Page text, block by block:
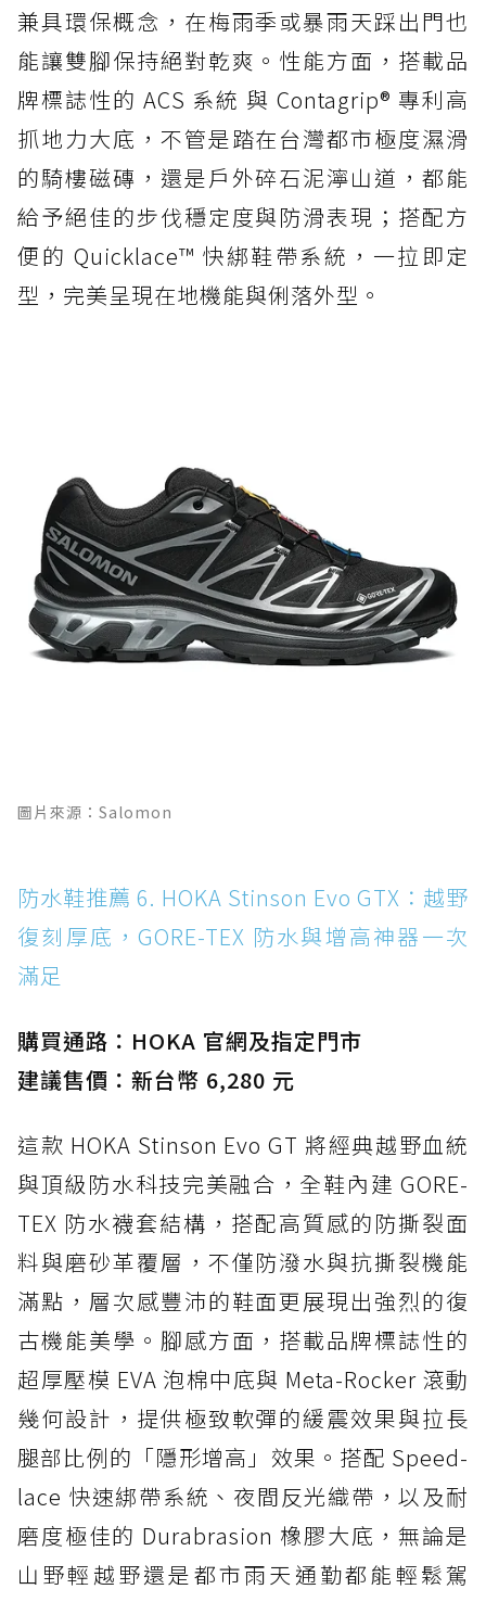
兼具環保概念，在梅雨季或暴雨天踩出門也
能讓雙腳保持絕對乾爽。性能方面，搭載品
牌標誌性的 ACS 系統 與 Contagrip® 專利高
抓地力大底，不管是踏在台灣都市極度濕滑
的騎樓磁磚，還是戶外碎石泥濘山道，都能
給予絕佳的步伐穩定度與防滑表現；搭配方
便的 Quicklace™ 快綁鞋帶系統，一拉即定
型，完美呈現在地機能與俐落外型。
圖片來源：Salomon
防水鞋推薦 6. HOKA Stinson Evo GTX：越野
復刻厚底，GORE-TEX 防水與增高神器一次
滿足
購買通路：HOKA 官網及指定門市
建議售價：新台幣 6,280 元
這款 HOKA Stinson Evo GT 將經典越野血統
與頂級防水科技完美融合，全鞋內建 GORE-
TEX 防水襪套結構，搭配高質感的防撕裂面
料與磨砂革覆層，不僅防潑水與抗撕裂機能
滿點，層次感豐沛的鞋面更展現出強烈的復
古機能美學。腳感方面，搭載品牌標誌性的
超厚壓模 EVA 泡棉中底與 Meta-Rocker 滾動
幾何設計，提供極致軟彈的緩震效果與拉長
腿部比例的「隱形增高」效果。搭配 Speed-
lace 快速綁帶系統、夜間反光織帶，以及耐
磨度極佳的 Durabrasion 橡膠大底，無論是
山野輕越野還是都市雨天通勤都能輕鬆駕